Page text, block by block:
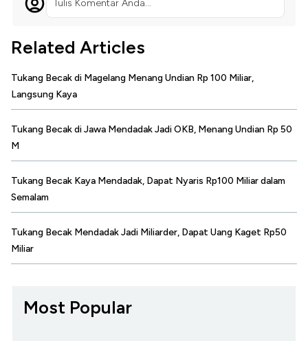
Tulis Komentar Anda...
Related Articles
Tukang Becak di Magelang Menang Undian Rp 100 Miliar,
Langsung Kaya
Tukang Becak di Jawa Mendadak Jadi OKB, Menang Undian Rp 50
M
Tukang Becak Kaya Mendadak, Dapat Nyaris Rp100 Miliar dalam
Semalam
Tukang Becak Mendadak Jadi Miliarder, Dapat Uang Kaget Rp50
Miliar
Most Popular